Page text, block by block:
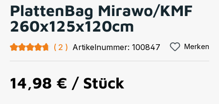
PlattenBag Mirawo/KMF
260x125x120cm
Durchschnittliche Bewertung von 4.75 von 5 Sternen
2 Artikelnummer: 100847 Merken
14,98 € / Stück